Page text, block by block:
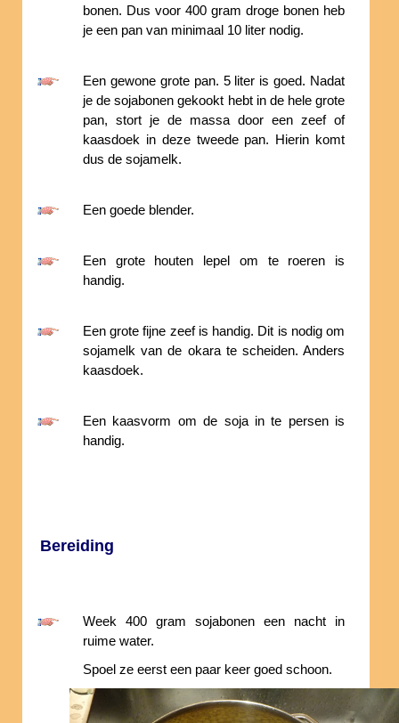
bonen. Dus voor 400 gram droge bonen heb
je een pan van minimaal 10 liter nodig.
Een gewone grote pan. 5 liter is goed. Nadat
je de sojabonen gekookt hebt in de hele grote
pan, stort je de massa door een zeef of
kaasdoek in deze tweede pan. Hierin komt
dus de sojamelk.
Een goede blender.
Een grote houten lepel om te roeren is
handig.
Een grote fijne zeef is handig. Dit is nodig om
sojamelk van de okara te scheiden. Anders
kaasdoek.
Een kaasvorm om de soja in te persen is
handig.
Bereiding
Week 400 gram sojabonen een nacht in
ruime water.
Spoel ze eerst een paar keer goed schoon.